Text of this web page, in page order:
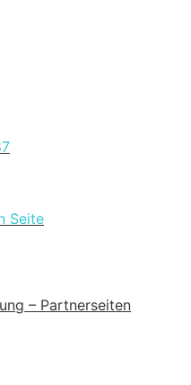
Seite
– Partnerseiten